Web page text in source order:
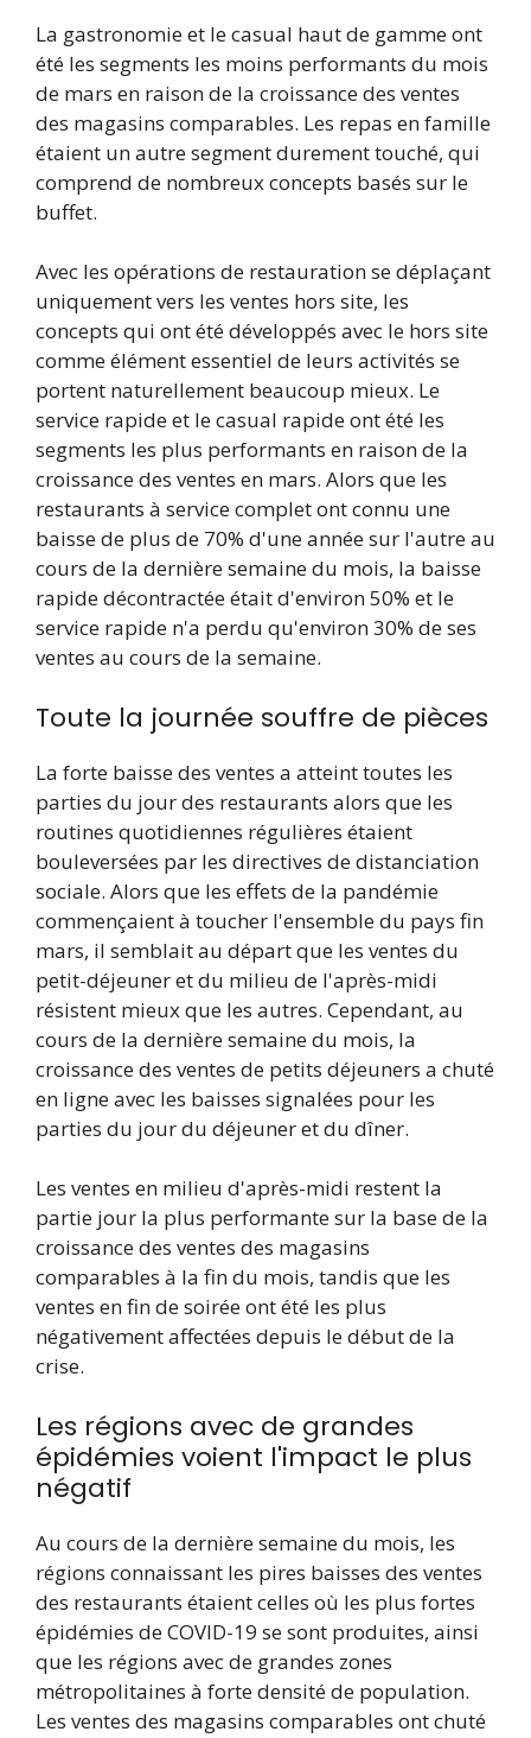
La gastronomie et le casual haut de gamme ont
été les segments les moins performants du mois
de mars en raison de la croissance des ventes
des magasins comparables. Les repas en famille
étaient un autre segment durement touché, qui
comprend de nombreux concepts basés sur le
buffet.
Avec les opérations de restauration se déplaçant
uniquement vers les ventes hors site, les
concepts qui ont été développés avec le hors site
comme élément essentiel de leurs activités se
portent naturellement beaucoup mieux. Le
service rapide et le casual rapide ont été les
segments les plus performants en raison de la
croissance des ventes en mars. Alors que les
restaurants à service complet ont connu une
baisse de plus de 70% d'une année sur l'autre au
cours de la dernière semaine du mois, la baisse
rapide décontractée était d'environ 50% et le
service rapide n'a perdu qu'environ 30% de ses
ventes au cours de la semaine.
Toute la journée souffre de pièces
La forte baisse des ventes a atteint toutes les
parties du jour des restaurants alors que les
routines quotidiennes régulières étaient
bouleversées par les directives de distanciation
sociale. Alors que les effets de la pandémie
commençaient à toucher l'ensemble du pays fin
mars, il semblait au départ que les ventes du
petit-déjeuner et du milieu de l'après-midi
résistent mieux que les autres. Cependant, au
cours de la dernière semaine du mois, la
croissance des ventes de petits déjeuners a chuté
en ligne avec les baisses signalées pour les
parties du jour du déjeuner et du dîner.
Les ventes en milieu d'après-midi restent la
partie jour la plus performante sur la base de la
croissance des ventes des magasins
comparables à la fin du mois, tandis que les
ventes en fin de soirée ont été les plus
négativement affectées depuis le début de la
crise.
Les régions avec de grandes
épidémies voient l'impact le plus
négatif
Au cours de la dernière semaine du mois, les
régions connaissant les pires baisses des ventes
des restaurants étaient celles où les plus fortes
épidémies de COVID-19 se sont produites, ainsi
que les régions avec de grandes zones
métropolitaines à forte densité de population.
Les ventes des magasins comparables ont chuté